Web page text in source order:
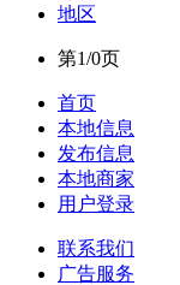
地区
第1/0页
首页
本地信息
发布信息
本地商家
用户登录
联系我们
广告服务